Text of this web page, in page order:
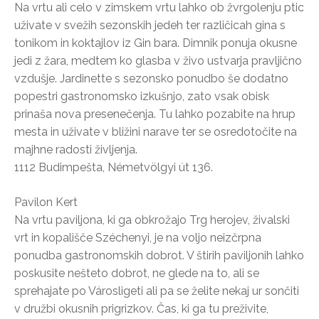
Na vrtu ali celo v zimskem vrtu lahko ob žvrgolenju ptic
uživate v svežih sezonskih jedeh ter različicah gina s
tonikom in koktajlov iz Gin bara. Dimnik ponuja okusne
jedi z žara, medtem ko glasba v živo ustvarja pravljično
vzdušje. Jardinette s sezonsko ponudbo še dodatno
popestri gastronomsko izkušnjo, zato vsak obisk
prinaša nova presenečenja. Tu lahko pozabite na hrup
mesta in uživate v bližini narave ter se osredotočite na
majhne radosti življenja.
1112 Budimpešta, Németvölgyi út 136.
Pavilon Kert
Na vrtu paviljona, ki ga obkrožajo Trg herojev, živalski
vrt in kopališče Széchenyi, je na voljo neizčrpna
ponudba gastronomskih dobrot. V štirih paviljonih lahko
poskusite nešteto dobrot, ne glede na to, ali se
sprehajate po Városligeti ali pa se želite nekaj ur sončiti
v družbi okusnih prigrizkov. Čas, ki ga tu preživite,